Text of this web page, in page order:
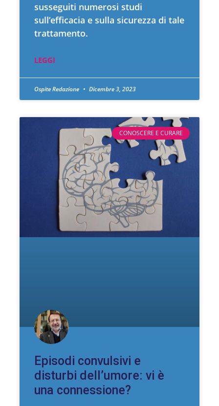
susseguiti numerosi studi
sull’efficacia e sulla sicurezza di tale
trattamento.
LEGGI
Ospite Redazione Dicembre 3, 2023
CONOSCERE E CURARE
Episodi convulsivi e
disturbi dell’umore: vi è
una connessione?